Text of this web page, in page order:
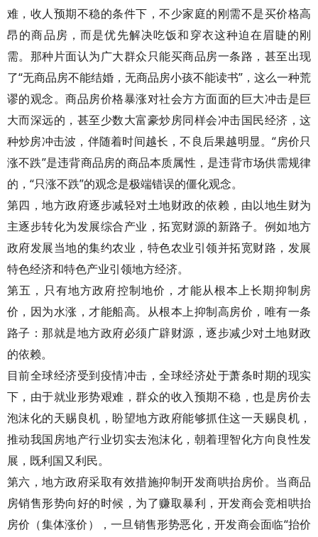
难，收人预期不稳的条件下，不少家庭的刚需不是买价格高
昂的商品房，而是优先解决吃饭和穿衣这种迫在眉睫的刚
需。那种片面认为广大群众只能买商品房一条路，甚至出现
了“无商品房不能结婚，无商品房小孩不能读书”，这么一种荒
谬的观念。商品房价格暴涨对社会方方面面的巨大冲击是巨
大而深远的，甚至少数大富豪炒房同样会冲击国民经济，这
种炒房冲击波，伴随着时间越长，不良后果越明显。“房价只
涨不跌”是违背商品房的商品本质属性，是违背市场供需规律
的，“只涨不跌”的观念是极端错误的僵化观念。
第四，地方政府逐步减轻对土地财政的依赖，由以地生财为
主逐步转化为发展综合产业，拓宽财源的新路子。例如地方
政府发展当地的集约农业，特色农业引领并拓宽财路，发展
特色经济和特色产业引领地方经济。
第五，只有地方政府控制地价，才能从根本上长期抑制房
价，因为水涨，才能船高。从根本上抑制高房价，唯有一条
路子：那就是地方政府必须广辟财源，逐步减少对土地财政
的依赖。
目前全球经济受到疫情冲击，全球经济处于萧条时期的现实
下，由于就业形势艰难，群众的收入预期不稳，也是房价去
泡沫化的天赐良机，盼望地方政府能够抓住这一天赐良机，
推动我国房地产行业切实去泡沫化，朝着理智化方向良性发
展，既利国又利民。
第六，地方政府采取有效措施抑制开发商哄抬房价。当商品
房销售形势向好的时候，为了赚取暴利，开发商会竞相哄抬
房价（集体涨价），一旦销售形势恶化，开发商会面临“抬价